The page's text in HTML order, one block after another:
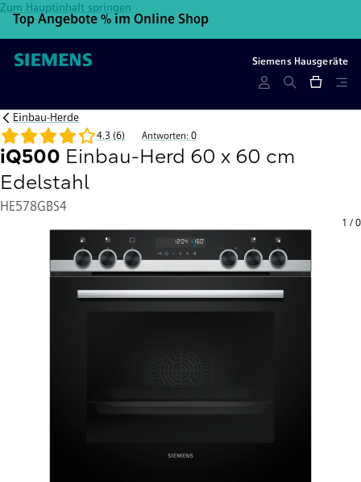
Zum Hauptinhalt springen
Top Angebote % im Online Shop
Siemens Hausgeräte
Einbau-Herde
iQ500 Einbau-Herd 60 x 60 cm
Edelstahl
HE578GBS4
4.3 (6) Antworten: 0
1 / 0